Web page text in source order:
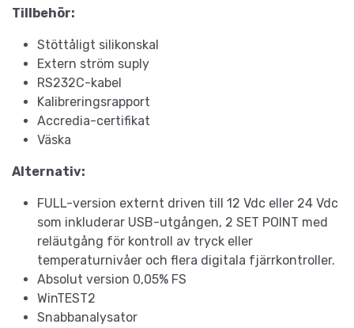
Tillbehör:
Stöttåligt silikonskal
Extern ström suply
RS232C-kabel
Kalibreringsrapport
Accredia-certifikat
Väska
Alternativ:
FULL-version externt driven till 12 Vdc eller 24 Vdc
som inkluderar USB-utgången, 2 SET POINT med
reläutgång för kontroll av tryck eller
temperaturnivåer och flera digitala fjärrkontroller.
Absolut version 0,05% FS
WinTEST2
Snabbanalysator